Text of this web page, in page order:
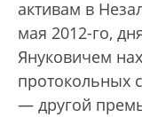
активам в
мая 2012-го,
Януковичем
протокольных
— другой